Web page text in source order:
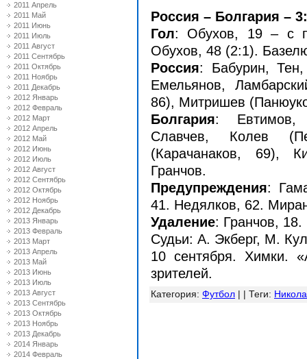
2011 Апрель
2011 Май
2011 Июнь
2011 Июль
2011 Август
2011 Сентябрь
2011 Октябрь
2011 Ноябрь
2011 Декабрь
2012 Январь
2012 Февраль
2012 Март
2012 Апрель
2012 Май
2012 Июнь
2012 Июль
2012 Август
2012 Сентябрь
2012 Октябрь
2012 Ноябрь
2012 Декабрь
2013 Январь
2013 Февраль
2013 Март
2013 Апрель
2013 Май
2013 Июнь
2013 Июль
2013 Август
2013 Сентябрь
2013 Октябрь
2013 Ноябрь
2013 Декабрь
2014 Январь
2014 Февраль
Россия – Болгария –
Гол: Обухов, 19 – с
Обухов, 48 (2:1).
Россия: Бабурин,
Емельянов,
86), Митришев
Болгария: Евтимов,
Славчев, Колев
(Карачанаков, 69),
Гранчов.
Предупреждения:
41. Недялков, 62.
Удаление: Гранчов, 18.
Судьи: А. Экберг, М.
10 сентября. Химки.
зрителей.
Категория: Футбол | | Теги: